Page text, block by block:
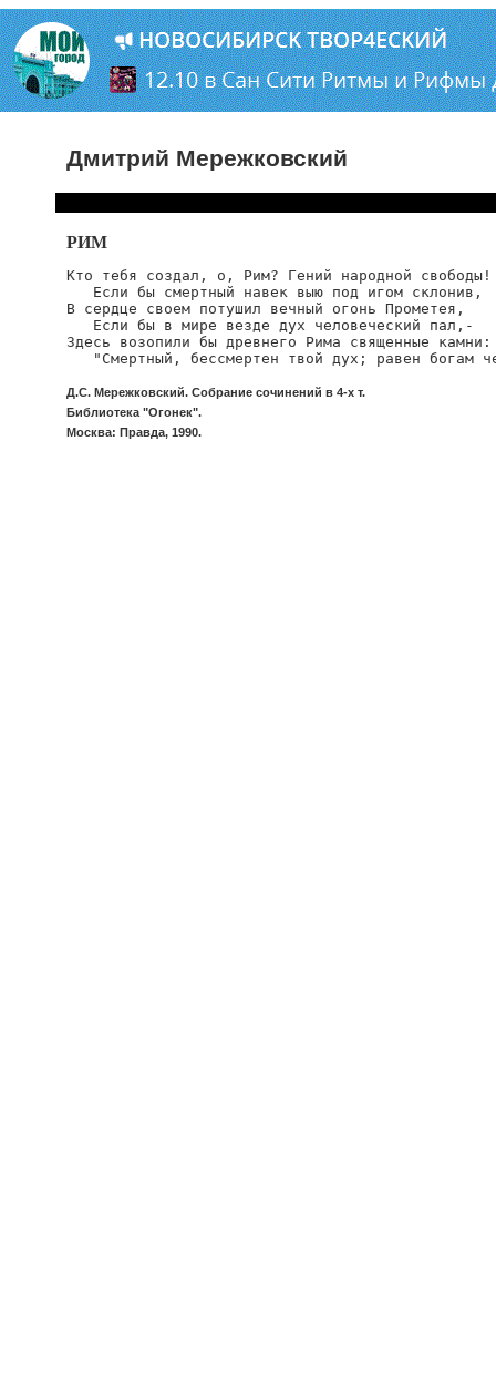
Дмитрий Мережковский
РИМ
Кто тебя создал, о, Рим? Гений народной свободы!
   Если бы смертный навек выю под игом склонив,
В сердце своем потушил вечный огонь Прометея,
   Если бы в мире везде дух человеческий пал,-
Здесь возопили бы древнего Рима священные камни:
"Смертный, бессмертен твой дух; равен богам
Д.С. Мережковский. Собрание сочинений в 4-х т.
Библиотека "Огонек".
Москва: Правда, 1990.